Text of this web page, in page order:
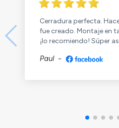
Cerradura perfecta.
fue creado. Montaje en
¡lo recomiendo! Súper
Paul-